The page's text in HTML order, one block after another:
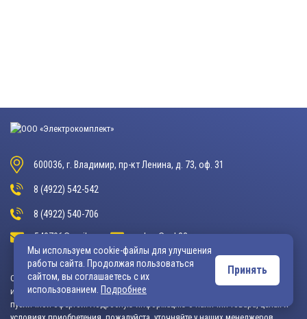
600036, г. Владимир, пр-кт Ленина, д. 73, оф. 31
8 (4922) 542-542
8 (4922) 540-706
540706@mail.ru zakaz@vek33.ru
Обращаем ваше внимание, что сайт vek33.ru носит исключительно
информационный характер и ни при каких условиях не является
публичной офертой. Подробную информацию о наличии товара, ценах и
Мы используем cookie-файлы для улучшения
работы сайта. Продолжая пользоваться
сайтом, вы соглашаетесь с их
использованием. Подробнее
Принять